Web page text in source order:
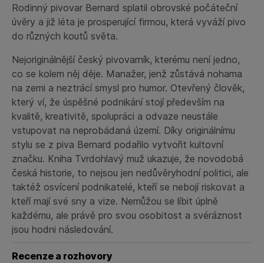
Rodinný pivovar Bernard splatil obrovské počáteční
úvěry a již léta je prosperující firmou, která vyváží pivo
do různých koutů světa.
Nejoriginálnější český pivovarník, kterému není jedno,
co se kolem něj děje. Manažer, jenž zůstává nohama
na zemi a neztrácí smysl pro humor. Otevřený člověk,
který ví, že úspěšné podnikání stojí především na
kvalitě, kreativitě, spolupráci a odvaze neustále
vstupovat na neprobádaná území. Díky originálnímu
stylu se z piva Bernard podařilo vytvořit kultovní
značku. Kniha Tvrdohlavý muž ukazuje, že novodobá
česká historie, to nejsou jen nedůvěryhodní politici, ale
taktéž osvícení podnikatelé, kteří se nebojí riskovat a
kteří mají své sny a vize. Nemůžou se líbit úplně
každému, ale právě pro svou osobitost a svéráznost
jsou hodni následování.
Recenze a rozhovory